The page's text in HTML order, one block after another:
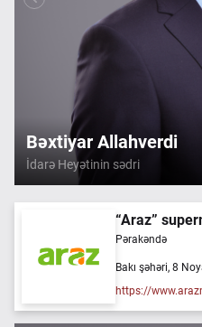
Bəxtiyar Allahverdi
İdarə Heyətinin sədri
“Araz”
Pərakəndə
Bakı şəhəri, 8
https://